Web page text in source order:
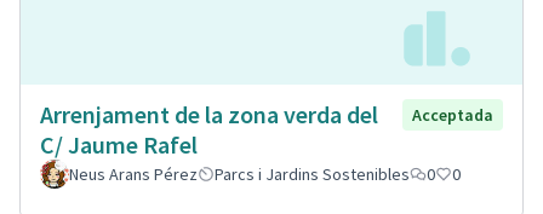
Arrenjament de la zona verda del
C/ Jaume Rafel
Acceptada
Neus Arans Pérez Parcs i Jardins Sostenibles 0 0